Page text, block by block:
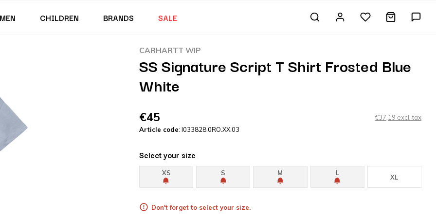
MEN CHILDREN BRANDS SALE
CARHARTT WIP
SS Signature Script T Shirt Frosted Blue
White
€45
€37,19 excl. tax
Article code: I033828.0RO.XX.03
Select your size
XS S M L
XL
Don't forget to select your size.